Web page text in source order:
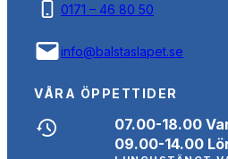
0171 – 46 80 50
info@balstaslapet.se
VÅRA ÖPPETTIDER
07.00-18.00
09.00-14.00